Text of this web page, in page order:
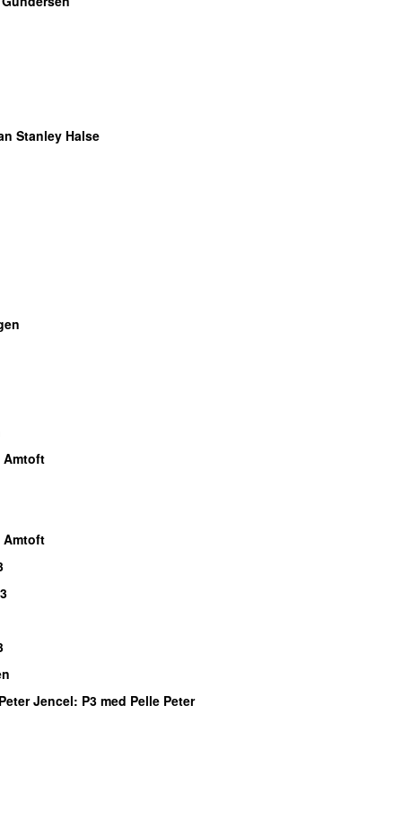
Stanley Halse
Amtoft
Amtoft
Jencel: P3 med Pelle Peter